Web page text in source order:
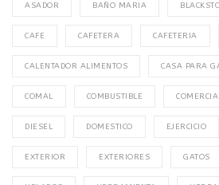
ASADOR BAÑO MARIA
CAFE CAFETERA CAFETERIA
CALENTADOR ALIMENTOS CASA PARA
COMAL COMBUSTIBLE
DIESEL DOMESTICO EJERCICIO
EXTERIOR EXTERIORES GATOS